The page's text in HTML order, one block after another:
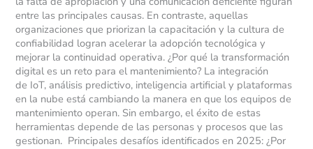
entre las principales causas. En contraste, aquellas
organizaciones que priorizan la capacitación y la cultura de
confiabilidad logran acelerar la adopción tecnológica y
mejorar la continuidad operativa. ¿Por qué la transformación
digital es un reto para el mantenimiento? La integración
de IoT, análisis predictivo, inteligencia artificial y plataformas
en la nube está cambiando la manera en que los equipos de
mantenimiento operan. Sin embargo, el éxito de estas
herramientas depende de las personas y procesos que las
gestionan. Principales desafíos identificados en 2025: ¿Por